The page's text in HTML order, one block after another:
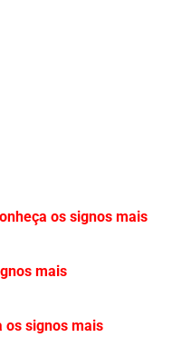
os signos mais
mais
os signos mais